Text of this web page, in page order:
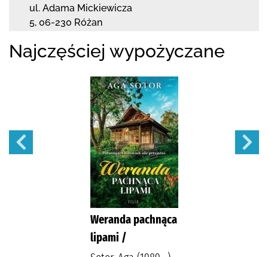
ul. Adama Mickiewicza
5, 06-230 Różan
Najczęściej wypożyczane
Weranda pachnąca
lipami /